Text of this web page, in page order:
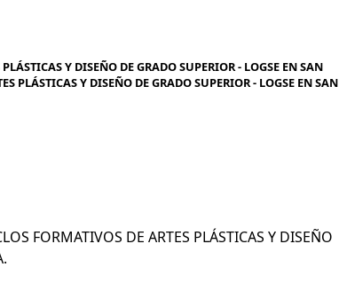
Y DISEÑO DE GRADO SUPERIOR - LOGSE EN SAN
PLÁSTICAS Y DISEÑO DE GRADO SUPERIOR - LOGSE EN SAN
FORMATIVOS DE ARTES PLÁSTICAS Y DISEÑO